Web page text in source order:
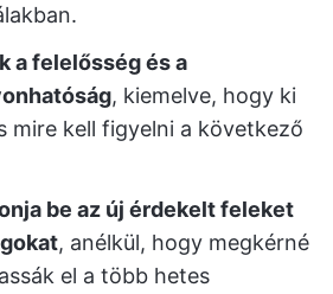
a felelősség és a
, kiemelve, hogy ki
mire kell figyelni a következő
be az új érdekelt feleket
, anélkül, hogy megkérné
el a több hetes